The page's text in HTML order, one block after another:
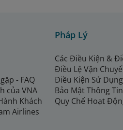
- FAQ
của VNA
Khách
Airlines
Pháp Lý
Các Điều Kiện &
Điều Lệ Vận
Điều Kiện Sử
Bảo Mật Thông Tin
Quy Chế Hoạt